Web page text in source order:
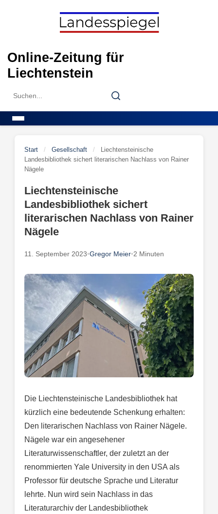
Online-Zeitung für
Liechtenstein
Search
Search
Start / Gesellschaft /
Liechtensteinische
Landesbibliothek sichert literarischen Nachlass von Rainer
Nägele
Liechtensteinische
Landesbibliothek sichert
literarischen Nachlass von Rainer
Nägele
11. September 2023•Gregor Meier•2 Minuten
Die Liechtensteinische Landesbibliothek hat
kürzlich eine bedeutende Schenkung erhalten:
Den literarischen Nachlass von Rainer Nägele.
Nägele war ein angesehener
Literaturwissenschaftler, der zuletzt an der
renommierten Yale University in den USA als
Professor für deutsche Sprache und Literatur
lehrte. Nun wird sein Nachlass in das
Literaturarchiv der Landesbibliothek